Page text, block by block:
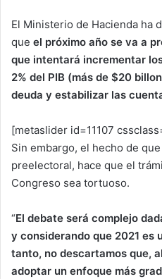
El Ministerio de Hacienda ha
que el próximo año se va a
que intentará incrementar
2% del PIB (más de $20
deuda y estabilizar las
[metaslider id=11107
Sin embargo, el hecho de
preelectoral, hace que el
Congreso sea tortuoso.
“El debate será complejo
y considerando que 2021 es
tanto, no descartamos que,
adoptar un enfoque más